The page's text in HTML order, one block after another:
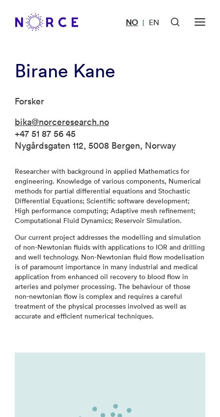
NO | EN
Birane Kane
Forsker
bika@norceresearch.no
+47 51 87 56 45
Nygårdsgaten 112, 5008 Bergen, Norway
Researcher with background in applied Mathematics for
engineering. Knowledge of various components, Numerical
methods for partial differential equations and Stochastic
Differential Equations; Scientific software development;
High performance computing; Adaptive mesh refinement;
Computational Fluid Dynamics; Reservoir Simulation.
Our current project addresses the modelling and simulation
of non-Newtonian fluids with applications to IOR and drilling
and well technology. Non-Newtonian fluid flow modelisation
is of paramount importance in many industrial and medical
application from enhanced oil recovery to blood flow in
arteries and polymer processing. The behaviour of those
non-newtonian flow is complex and requires a careful
treatment of the physical processes involved as well as
accurate and efficient numerical techniques.